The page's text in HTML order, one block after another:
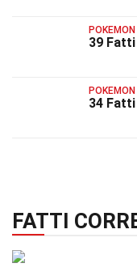
POKEMON
39
POKEMON
34
FATTI